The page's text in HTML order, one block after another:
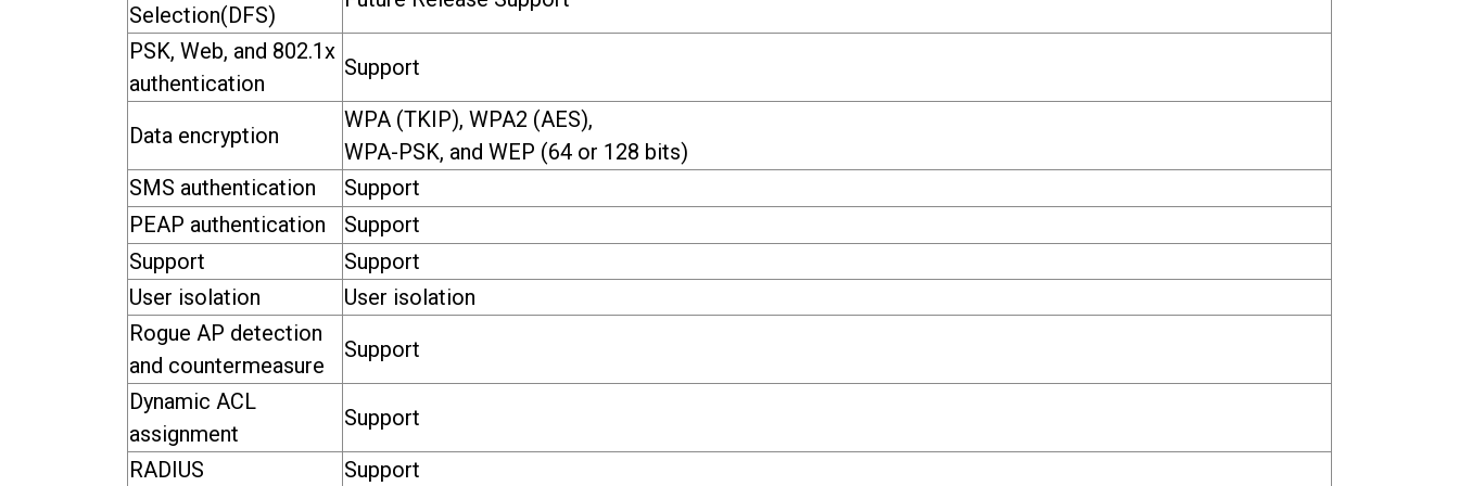
Selection(DFS)
PSK, Web, and 802.1x
authentication
Support
Data encryption
WPA (TKIP), WPA2 (AES),
WPA-PSK, and WEP (64 or 128 bits)
SMS authentication
Support
PEAP authentication
Support
Support
Support
User isolation
User isolation
Rogue AP detection
and countermeasure
Support
Dynamic ACL
assignment
Support
RADIUS
Support